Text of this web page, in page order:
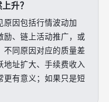
升？
原因包括行情波动加
励、链上活动推广，或
不同原因对应的质量差
地址扩大、手续费收入
更有意义；如果只是短